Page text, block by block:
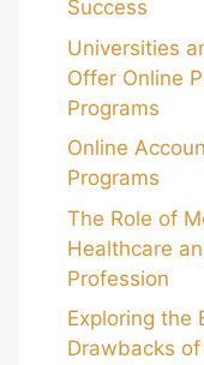
Success
Universities
Offer Online
Programs
Online
Programs
The Role of
Healthcare
Profession
Exploring the
Drawbacks